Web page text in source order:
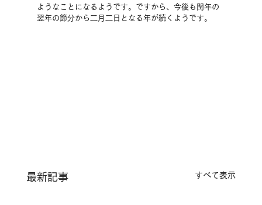
ようなことになるようです。ですから、今後も閏年の
翌年の節分から二月二日となる年が続くようです。
最新記事 すべて表示